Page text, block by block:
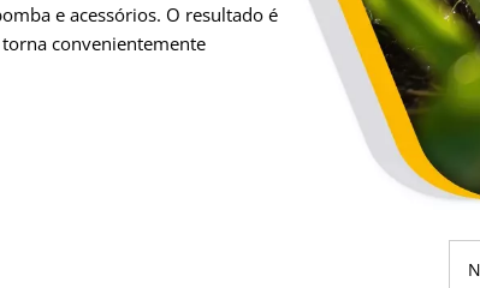
e acessórios. O resultado é
convenientemente